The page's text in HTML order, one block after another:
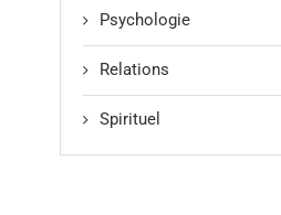
Psychologie
Relations
Spirituel